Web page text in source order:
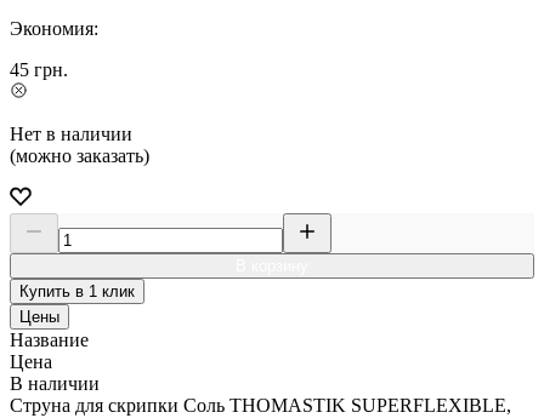
Экономия:
45 грн.
Нет в наличии
(можно заказать)
Купить в 1 клик
Цены
Название
Цена
В наличии
Струна для скрипки Соль THOMASTIK SUPERFLEXIBLE,